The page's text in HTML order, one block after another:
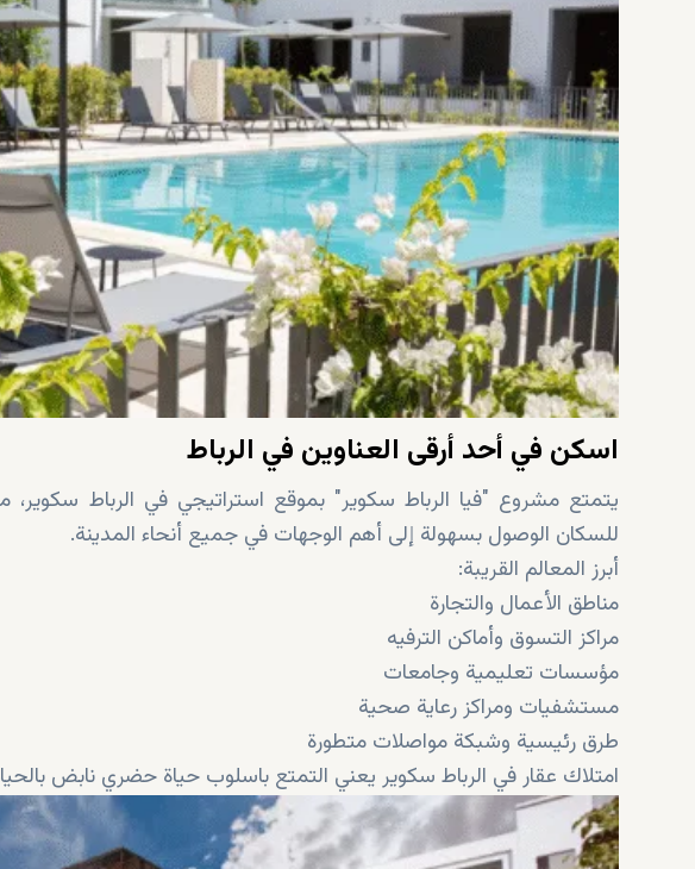
اسكن في أحد أرقى العناوين في الرباط
يتمتع مشروع "فيا الرباط سكوير" بموقع استراتيجي في الرباط سكوير،
للسكان الوصول بسهولة إلى أهم الوجهات في جميع أنحاء المدينة.
أبرز المعالم القريبة:
مناطق الأعمال والتجارة
مراكز التسوق وأماكن الترفيه
مؤسسات تعليمية وجامعات
مستشفيات ومراكز رعاية صحية
طرق رئيسية وشبكة مواصلات متطورة
امتلاك عقار في الرباط سكوير يعني التمتع باسلوب حياة حضري نابض